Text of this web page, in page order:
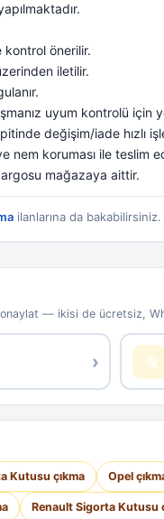
Kutusu çıkma Opel
Renault Sigorta Kutusu
onaylat — ikisi de ücretsiz,
›
önerilir.
iletilir.
uyum kontrolü için
değişim/iade hızlı
nem koruması ile teslim
mağazaya aittir.
ilanlarına da bakabilirsiniz.